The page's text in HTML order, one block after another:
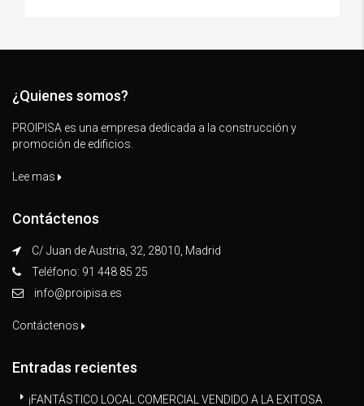
¿Quienes somos?
PROIPISA es una empresa dedicada a la construcción y
promoción de edificios.
Lee mas
Contáctenos
C/ Juan de Austria, 32, 28010, Madrid
Teléfono: 91 448 85 25
info@proipisa.es
Contáctenos
Entradas recientes
¡FANTÁSTICO LOCAL COMERCIAL VENDIDO A LA EXITOSA